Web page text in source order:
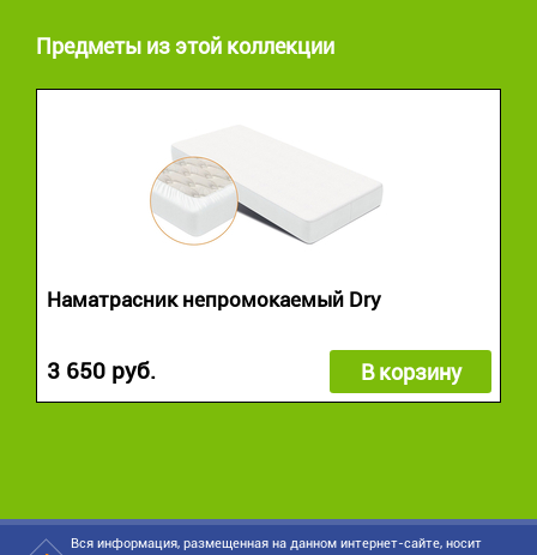
Предметы из этой коллекции
Наматрасник непромокаемый Dry
3 650 руб. В корзину
Вся информация, размещенная на данном интернет-сайте, носит